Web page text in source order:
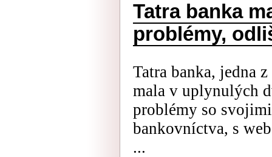
Tatra banka
problémy,
Tatra banka, jedna
mala v uplynulých
problémy so
bankovníctva, s
...